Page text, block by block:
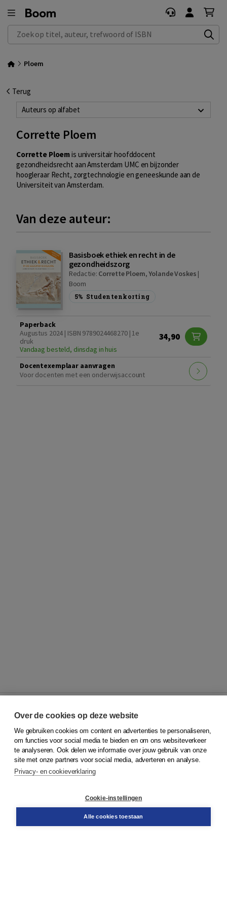
Zoek op titel, auteur, trefwoord of ISBN
Ploem
Terug
Auteurs op alfabet
Corrette Ploem
Corrette Ploemis universitair hoofddocent
gezondheidsrecht aan Amsterdam UMC en bijzonder
hoogleraar Recht, zorgtechnologie en geneeskunde aan de
Universiteit van Amsterdam.
Van deze auteur:
Basisboek ethiek en recht in de
gezondheidszorg
Redactie: Corrette Ploem,Yolande Voskes |
Boom
5% Studentenkorting
Paperback
Augustus 2024 | ISBN 9789024468270 | 1e
druk
Vandaag besteld, dinsdag in huis
34,90
Docentexemplaar aanvragen
Voor docenten met een onderwijsaccount
© 2026Koninklijke Boom uitgevers
Klantenservice
Service & informatie
Contact
Over de cookies op deze website
We gebruiken cookies om content en advertenties te personaliseren,
om functies voor social media te bieden en om ons websiteverkeer
te analyseren. Ook delen we informatie over jouw gebruik van onze
site met onze partners voor social media, adverteren en analyse.
Privacy- en cookieverklaring
Cookie-instellingen
Alle cookies toestaan